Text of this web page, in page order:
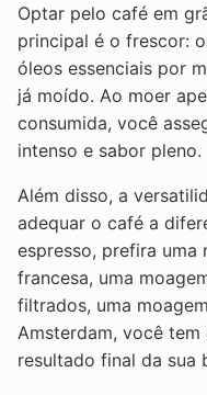
Optar pelo café em
principal é o frescor:
óleos essenciais por
já moído. Ao moer
consumida, você
intenso e sabor pleno.
Além disso, a
adequar o café a
espresso, prefira uma
francesa, uma
filtrados, uma
Amsterdam, você
resultado final da sua